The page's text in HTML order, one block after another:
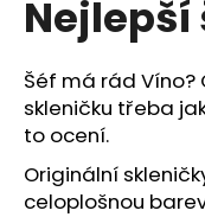
Nejlepší
Šéf má rád
skleničku třeba
to ocení.
Originální
celoplošnou
a
j
í
t
?